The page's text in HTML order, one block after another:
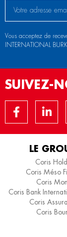
Vous acceptez de
INTERNATIONAL
SUIVEZ-
LE
Coris
Coris Méso
Coris
Coris Bank
Coris
Coris